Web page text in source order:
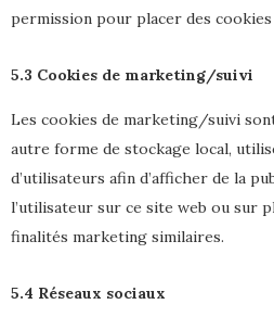
permission pour placer des
5.3 Cookies de marketing/suivi
Les cookies de marketing/suivi
autre forme de stockage local,
d’utilisateurs afin d’afficher de la
l’utilisateur sur ce site web ou sur
finalités marketing similaires.
5.4 Réseaux sociaux